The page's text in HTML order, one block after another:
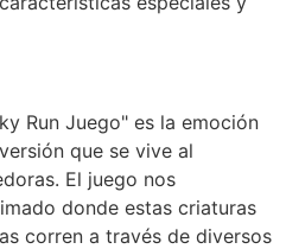
Run Juego" es la emoción
que se vive al
El juego nos
donde estas criaturas
corren a través de diversos